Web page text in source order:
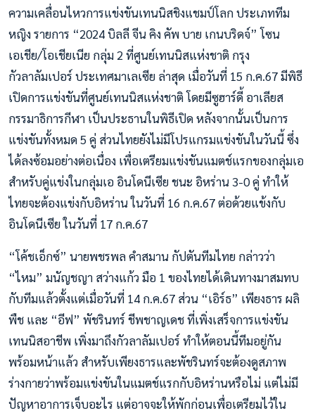
ความเคลื่อนไหวการแข่งขันเทนนิสชิงแชมป์โลก ประเภททีม
หญิง รายการ “2024 บิลลี จีน คิง คัพ บาย เกนบริดจ์” โซน
เอเชีย/โอเชียเนีย กลุ่ม 2 ที่ศูนย์เทนนิสแห่งชาติ กรุง
กัวลาลัมเปอร์ ประเทศมาเลเซีย ล่าสุด เมื่อวันที่ 15 ก.ค.67 มีพิธี
เปิดการแข่งขันที่ศูนย์เทนนิสแห่งชาติ โดยมีซูฮาร์ดี้ อาเลียส
กรรมาธิการกีฬา เป็นประธานในพิธีเปิด หลังจากนั้นเป็นการ
แข่งขันทั้งหมด 5 คู่ ส่วนไทยยังไม่มีโปรแกรมแข่งขันในวันนี้ ซึ่ง
ได้ลงซ้อมอย่างต่อเนื่อง เพื่อเตรียมแข่งขันแมตช์แรกของกลุ่มเอ
สำหรับคู่แข่งในกลุ่มเอ อินโดนีเซีย ชนะ อิหร่าน 3-0 คู่ ทำให้
ไทยจะต้องแข่งกับอิหร่าน ในวันที่ 16 ก.ค.67 ต่อด้วยแข้งกับ
อินโดนีเซีย ในวันที่ 17 ก.ค.67
“โค้ชเอ็กซ์” นายพชรพล คำสมาน กัปตันทีมไทย กล่าวว่า
“ไหม” มนัญชญา สว่างแก้ว มือ 1 ของไทยได้เดินทางมาสมทบ
กับทีมแล้วตั้งแต่เมื่อวันที่ 14 ก.ค.67 ส่วน “เอิร์ธ” เพียงธาร ผลิ
พืช และ “อีฟ” พัชรินทร์ ชีพชาญเดช ที่เพิ่งเสร็จการแข่งขัน
เทนนิสอาชีพ เพิ่งมาถึงกัวลาลัมเปอร์ ทำให้ตอนนี้ทีมอยู่กัน
พร้อมหน้าแล้ว สำหรับเพียงธารและพัชรินทร์จะต้องดูสภาพ
ร่างกายว่าพร้อมแข่งขันในแมตช์แรกกับอิหร่านหรือไม่ แต่ไม่มี
ปัญหาอาการเจ็บอะไร แต่อาจจะให้พักก่อนเพื่อเตรียมไว้ใน